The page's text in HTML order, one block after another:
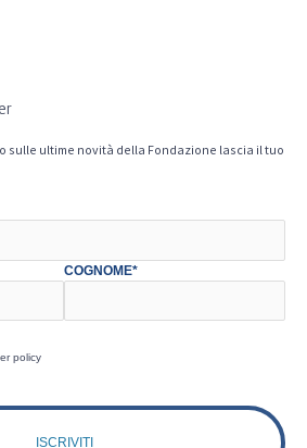
sulle ultime novità della Fondazione lascia il tuo
COGNOME*
policy